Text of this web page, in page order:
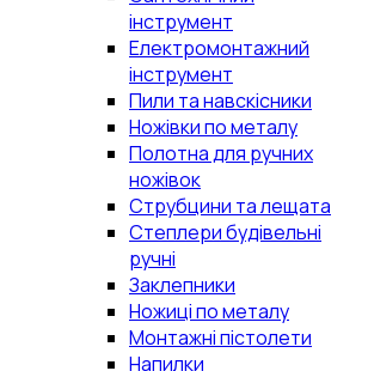
інструмент
Електромонтажний
інструмент
Пили та навскісники
Ножівки по металу
Полотна для ручних
ножівок
Струбцини та лещата
Степлери будівельні
ручні
Заклепники
Ножиці по металу
Монтажні пістолети
Напилки